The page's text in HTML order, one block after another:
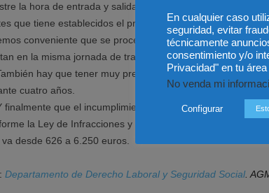
la hora de entrada y salida, en este caso el cómputo de
que tiene establecidos el propio Estatuto y el convenio
conveniente que se proceda a registrar las
en la misma jornada de trabajo.
hay que tener muy presente que deberemos
cuatro años.
finalmente que el incumplimiento de estas obligaciones
la Ley de Infracciones y Sanciones del Orden Social,
desde 626 a 6.250 euros.
Departamento de Derecho Laboral y Seguridad Social.
En cualquier caso
seguridad, evitar
técnicamente
consentimiento y/o
Privacidad" en tu
No venda mi
Configurar